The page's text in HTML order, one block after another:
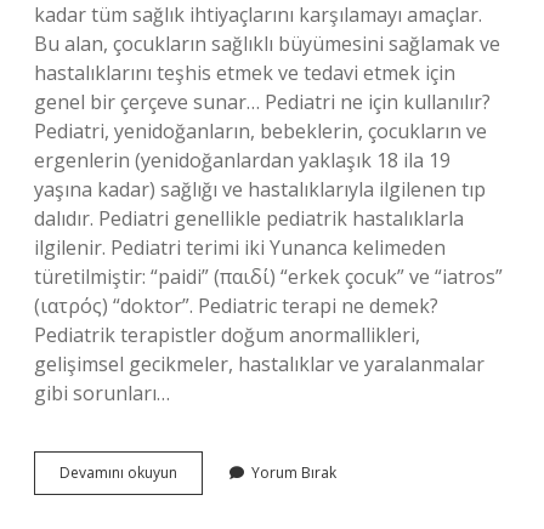
kadar tüm sağlık ihtiyaçlarını karşılamayı amaçlar.
Bu alan, çocukların sağlıklı büyümesini sağlamak ve
hastalıklarını teşhis etmek ve tedavi etmek için
genel bir çerçeve sunar… Pediatri ne için kullanılır?
Pediatri, yenidoğanların, bebeklerin, çocukların ve
ergenlerin (yenidoğanlardan yaklaşık 18 ila 19
yaşına kadar) sağlığı ve hastalıklarıyla ilgilenen tıp
dalıdır. Pediatri genellikle pediatrik hastalıklarla
ilgilenir. Pediatri terimi iki Yunanca kelimeden
türetilmiştir: “paidi” (παιδί) “erkek çocuk” ve “iatros”
(ιατρός) “doktor”. Pediatric terapi ne demek?
Pediatrik terapistler doğum anormallikleri,
gelişimsel gecikmeler, hastalıklar ve yaralanmalar
gibi sorunları…
Devamını okuyun Pediatrik
Tedavi
Yorum Bırak